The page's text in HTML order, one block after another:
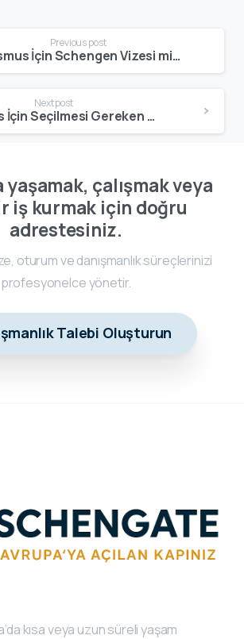
Previous post
Erasmus İçin Schengen Vizesi mi Alınmalı? Süreye Göre Doğru Vize (2026)
Next post
Erasmus İçin Seçilmesi Gereken Ülkeler – Doğru Ülke Nasıl Belirlenir? (2026)
yaşamak, çalışmak veya
iş kurmak için doğru
adrestesiniz.
oturum ve danışmanlık süreçlerinizi
profesyonelce yönetir.
Talebi Oluşturun
kısa veya uzun süreli yaşam